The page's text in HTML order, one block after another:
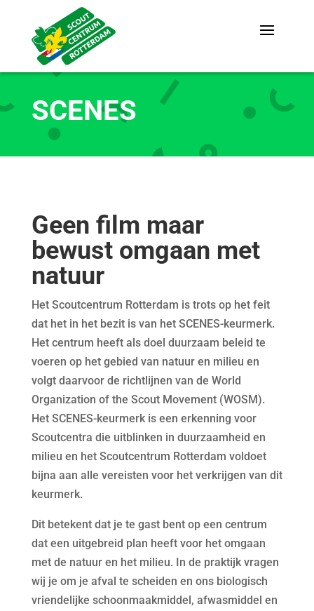
SCENES
Geen film maar
bewust omgaan met
natuur
Het Scoutcentrum Rotterdam is trots op het feit
dat het in het bezit is van het SCENES-keurmerk.
Het centrum heeft als doel duurzaam beleid te
voeren op het gebied van natuur en milieu en
volgt daarvoor de richtlijnen van de World
Organization of the Scout Movement (WOSM).
Het SCENES-keurmerk is een erkenning voor
Scoutcentra die uitblinken in duurzaamheid en
milieu en het Scoutcentrum Rotterdam voldoet
bijna aan alle vereisten voor het verkrijgen van dit
keurmerk.
Dit betekent dat je te gast bent op een centrum
dat een uitgebreid plan heeft voor het omgaan
met de natuur en het milieu. In de praktijk vragen
wij je om je afval te scheiden en ons biologisch
vriendelijke schoonmaakmiddel, afwasmiddel en